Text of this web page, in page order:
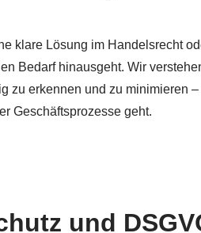
klare Lösung im Handelsrecht
Bedarf hinausgeht. Wir
zu erkennen und zu minimieren
Geschäftsprozesse geht.
und